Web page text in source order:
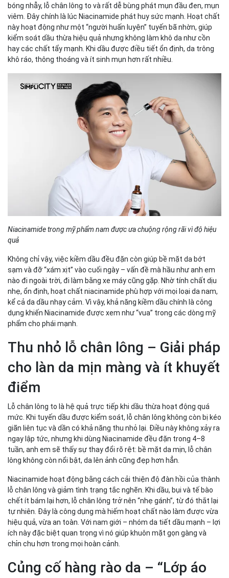
bóng nhẫy, lỗ chân lông to và rất dễ bùng phát mụn đầu đen, mụn
viêm. Đây chính là lúc Niacinamide phát huy sức mạnh. Hoạt chất
này hoạt động như một “người huấn luyện” tuyến bã nhờn, giúp
kiểm soát dầu thừa hiệu quả nhưng không làm khô da như cồn
hay các chất tẩy mạnh. Khi dầu được điều tiết ổn định, da trông
khô ráo, thông thoáng và ít sinh mụn hơn rất nhiều.
Niacinamide trong mỹ phẩm nam được ưa chuộng rộng rãi vì độ hiệu
quả
Không chỉ vậy, việc kiềm dầu đều đặn còn giúp bề mặt da bớt
sạm và đỡ “xám xịt” vào cuối ngày – vấn đề mà hầu như anh em
nào đi ngoài trời, đi làm bằng xe máy cũng gặp. Nhờ tính chất dịu
nhẹ, ổn định, hoạt chất niacinamide phù hợp với mọi loại da nam,
kể cả da dầu nhạy cảm. Vì vậy, khả năng kiềm dầu chính là công
dụng khiến Niacinamide được xem như “vua” trong các dòng mỹ
phẩm cho phái mạnh.
Thu nhỏ lỗ chân lông – Giải pháp
cho làn da mịn màng và ít khuyết
điểm
Lỗ chân lông to là hệ quả trực tiếp khi dầu thừa hoạt động quá
mức. Khi tuyến dầu được kiểm soát, lỗ chân lông không còn bị kéo
giãn liên tục và dần có khả năng thu nhỏ lại. Điều này không xảy ra
ngay lập tức, nhưng khi dùng Niacinamide đều đặn trong 4–8
tuần, anh em sẽ thấy sự thay đổi rõ rệt: bề mặt da mịn, lỗ chân
lông không còn nổi bật, da lên ảnh cũng đẹp hơn hẳn.
Niacinamide hoạt động bằng cách cải thiện độ đàn hồi của thành
lỗ chân lông và giảm tình trạng tắc nghẽn. Khi dầu, bụi và tế bào
chết ít bám lại hơn, lỗ chân lông trở nên “nhẹ gánh”, từ đó thắt lại
tự nhiên. Đây là công dụng mà hiếm hoạt chất nào làm được vừa
hiệu quả, vừa an toàn. Với nam giới – nhóm da tiết dầu mạnh – lợi
ích này đặc biệt quan trọng vì nó giúp khuôn mặt gọn gàng và
chỉn chu hơn trong mọi hoàn cảnh.
Củng cố hàng rào da – “Lớp áo